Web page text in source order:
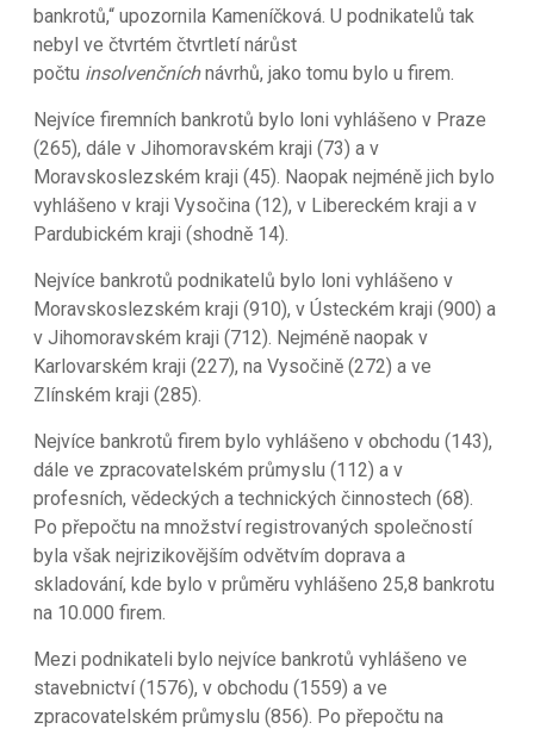
bankrotů,“ upozornila Kameníčková. U podnikatelů tak
nebyl ve čtvrtém čtvrtletí nárůst
počtu insolvenčníchnávrhů, jako tomu bylo u firem.
Nejvíce firemních bankrotů bylo loni vyhlášeno v Praze
(265), dále v Jihomoravském kraji (73) a v
Moravskoslezském kraji (45). Naopak nejméně jich bylo
vyhlášeno v kraji Vysočina (12), v Libereckém kraji a v
Pardubickém kraji (shodně 14).
Nejvíce bankrotů podnikatelů bylo loni vyhlášeno v
Moravskoslezském kraji (910), v Ústeckém kraji (900) a
v Jihomoravském kraji (712). Nejméně naopak v
Karlovarském kraji (227), na Vysočině (272) a ve
Zlínském kraji (285).
Nejvíce bankrotů firem bylo vyhlášeno v obchodu (143),
dále ve zpracovatelském průmyslu (112) a v
profesních, vědeckých a technických činnostech (68).
Po přepočtu na množství registrovaných společností
byla však nejrizikovějším odvětvím doprava a
skladování, kde bylo v průměru vyhlášeno 25,8 bankrotu
na 10.000 firem.
Mezi podnikateli bylo nejvíce bankrotů vyhlášeno ve
stavebnictví (1576), v obchodu (1559) a ve
zpracovatelském průmyslu (856). Po přepočtu na